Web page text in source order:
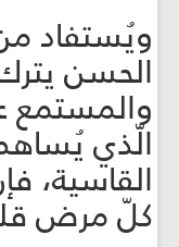
ويُستفاد
الحسن
والمستمع
الّذي
القاسية،
كلّ مرض